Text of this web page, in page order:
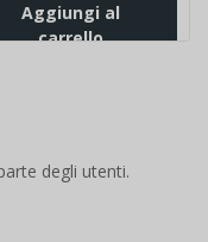
Aggiungi al
carrello
degli utenti.